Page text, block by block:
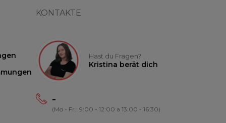
KONTAKTE
Hast du Fragen?
Kristina berät dich
-
(Mo - Fr.: 9:00 - 12:00 a 13:00 - 16:30)